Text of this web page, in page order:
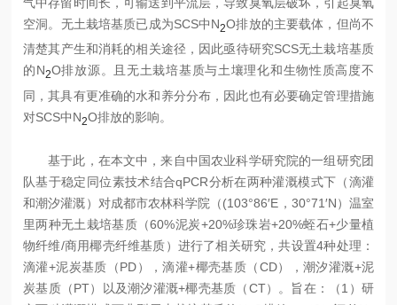
空洞。无土栽培基质已成为SCS中N2O排放的主要载体，但尚不
清楚其产生和消耗的相关途径，因此亟待研究SCS无土栽培基质
的N2O排放源。且无土栽培基质与土壤理化和生物性质高度不
同，其具有更准确的水和养分分布，因此也有必要确定管理措施
对SCS中N2O排放的影响。
基于此，在本文中，来自中国农业科学研究院的一组研究团
队基于稳定同位素技术结合qPCR分析在两种灌溉模式下（滴灌
和潮汐灌溉）对成都市农林科学院（(103°86′E，30°71′N）温室
里两种无土栽培基质（60%泥炭+20%珍珠岩+20%蛭石+少量植
物纤维/商用椰壳纤维基质）进行了相关研究，共设置4种处理：
滴灌+泥炭基质（PD），滴灌+椰壳基质（CD），潮汐灌溉+泥
炭基质（PT）以及潮汐灌溉+椰壳基质（CT）。旨在：（1）研